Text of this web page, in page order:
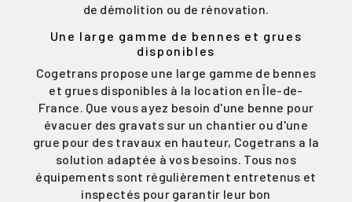
de démolition ou de rénovation.
Une large gamme de bennes et grues
disponibles
Cogetrans propose une large gamme de bennes
et grues disponibles à la location en Île-de-
France. Que vous ayez besoin d'une benne pour
évacuer des gravats sur un chantier ou d'une
grue pour des travaux en hauteur, Cogetrans a la
solution adaptée à vos besoins. Tous nos
équipements sont régulièrement entretenus et
inspectés pour garantir leur bon